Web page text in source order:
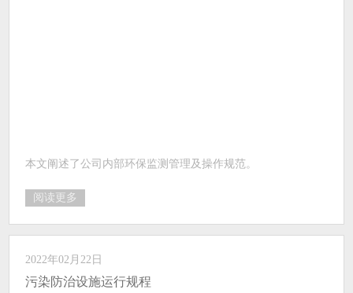
本文阐述了公司内部环保监测管理及操作规范。
阅读更多
2022年02月22日
污染防治设施运行规程